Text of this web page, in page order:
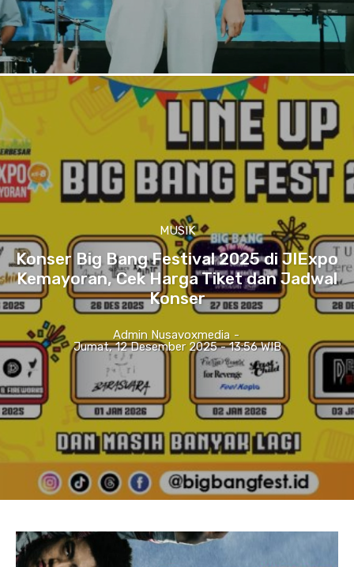
MUSIK
Konser Big Bang Festival 2025 di JIExpo
Kemayoran, Cek Harga Tiket dan Jadwal
Konser
Admin Nusavoxmedia -
Jumat, 12 Desember 2025 - 13:56 WIB